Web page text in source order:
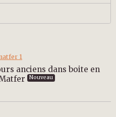
anciens dans boite en
Nouveau